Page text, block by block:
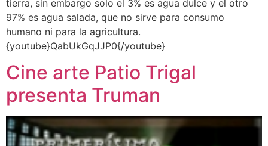
tierra, sin embargo solo el 3% es agua dulce y el otro
97% es agua salada, que no sirve para consumo
humano ni para la agricultura.
{youtube}QabUkGqJJP0{/youtube}
Cine arte Patio Trigal
presenta Truman